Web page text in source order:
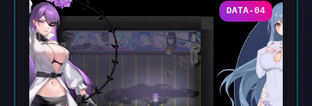
DATA-04